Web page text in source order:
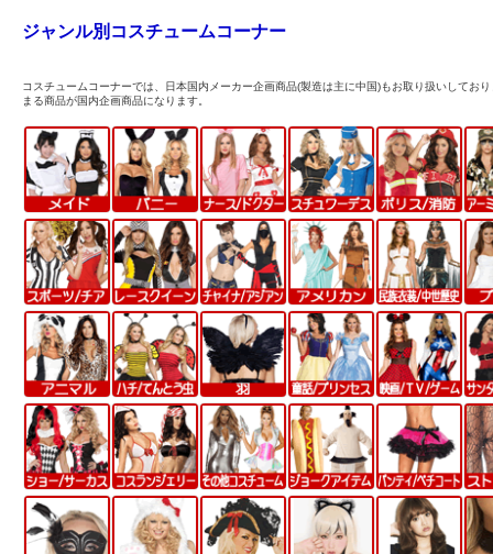
ジャンル別コスチュームコーナー
コスチュームコーナーでは、日本国内メーカー企画商品(製造は主に中国)もお取り扱いしてお
まる商品が国内企画商品になります。